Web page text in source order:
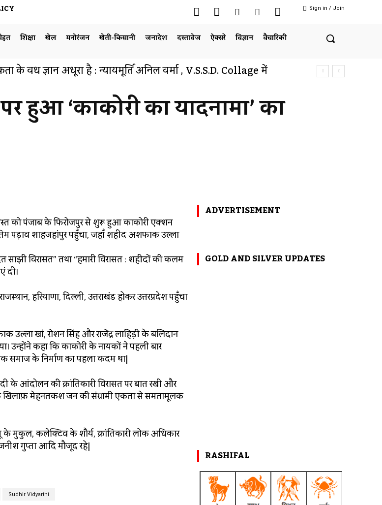
Sign in / Join
शिक्षा खेल मनोरंजन खेती-किसानी जनादेश दस्तावेज ऐक्सरे विज्ञान वैचारिकी
के विधि ज्ञान अधूरा है : न्यायमूर्ति अनिल वर्मा , V.S.S.D. Collage में
का आयोजन
हुआ ‘काकोरी का यादनामा’ का
को पंजाब के फिरोजपुर से शुरू हुआ काकोरी एक्शन
पड़ाव शाहजहांपुर पहुँचा, जहाँ शहीद अशफाक उल्ला
साझी विरासत” तथा “हमारी विरासत : शहीदों की कलम
दीं।
हरियाणा, दिल्ली, उत्तराखंड होकर उत्तरप्रदेश पहुँचा
उल्ला खां, रोशन सिंह और राजेंद्र लाहिड़ी के बलिदान
उन्होंने कहा कि काकोरी के नायकों ने पहली बार
समाज के निर्माण का पहला कदम था|
आंदोलन की क्रांतिकारी विरासत पर बात रखी और
के खिलाफ़ मेहनतकश जन की संग्रामी एकता से समतामूलक
के मुकुल, कलेक्टिव के शौर्य, क्रांतिकारी लोक अधिकार
गुप्ता आदि मौजूद रहे|
Sudhir Vidyarthi
ADVERTISEMENT
GOLD AND SILVER UPDATES
RASHIFAL